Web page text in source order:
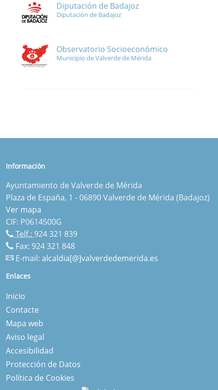
Diputación de Badajoz
Diputación de Badajoz
Observatorio Socioeconómico
Municipio de Valverde de Mérida
Información
Ayuntamiento de Valverde de Mérida
Plaza de España, 1 - 06890 Valverde de Mérida (Badajoz)
Ver mapa
CIF: P0614500G
Telf.: 924 321 839
Fax: 924 321 848
E-mail: alcaldia[@]valverdedemerida.es
Enlaces
Inicio
Contacte
Mapa web
Aviso legal
Accesibilidad
Protección de Datos
Política de Cookies